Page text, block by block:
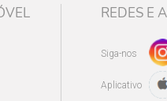
REDES E
Siga-nos
Aplicativo